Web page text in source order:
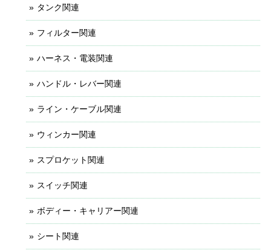
タンク関連
フィルター関連
ハーネス・電装関連
ハンドル・レバー関連
ライン・ケーブル関連
ウィンカー関連
スプロケット関連
スイッチ関連
ボディー・キャリアー関連
シート関連